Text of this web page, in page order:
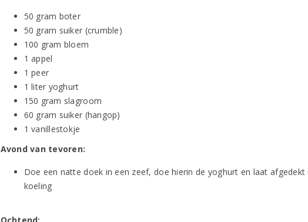
50 gram boter
50 gram suiker (crumble)
100 gram bloem
1 appel
1 peer
1 liter yoghurt
150 gram slagroom
60 gram suiker (hangop)
1 vanillestokje
Avond van tevoren:
Doe een natte doek in een zeef, doe hierin de yoghurt en laat afgedekt
koeling